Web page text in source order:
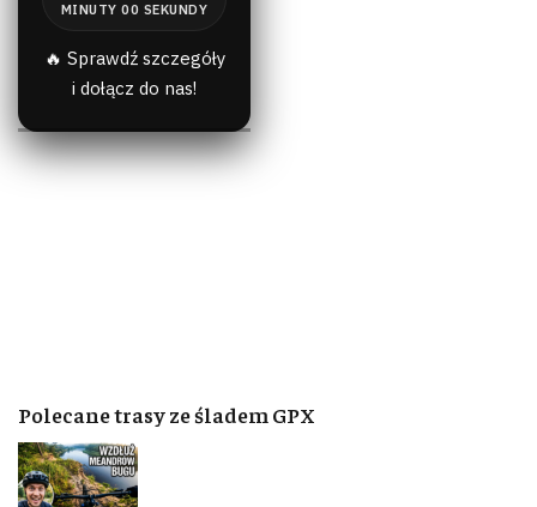
🔥 Sprawdź szczegóły
i dołącz do nas!
Polecane trasy ze śladem GPX